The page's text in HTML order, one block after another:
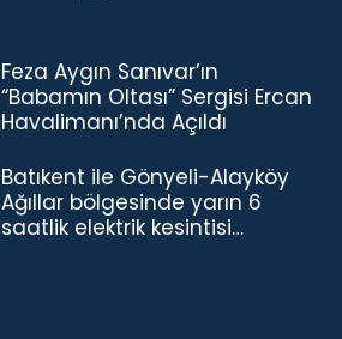
Feza Aygın Sanıvar’ın
“Babamın Oltası” Sergisi Ercan
Havalimanı’nda Açıldı
Batıkent ile Gönyeli-Alayköy
Ağıllar bölgesinde yarın 6
saatlik elektrik kesintisi…